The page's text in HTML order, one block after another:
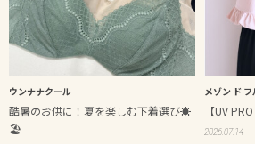
ウンナナクール
酷暑のお供に！夏を楽しむ下着選び☀️
🏖️
メゾン ド フ
【UV
2026.07.14